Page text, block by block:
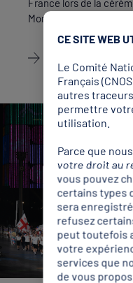
France lors de la
Mondiaux de Chengdu
CE SITE WEB
Le Comité
Français
autres
permettre
utilisation.
Parce que
votre droit au
vous pouvez
certains types
sera
refusez
peut toutefois
votre
services que
de vous